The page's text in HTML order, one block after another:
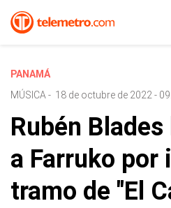
PANAMÁ
MÚSICA - 18 de octubre de 2022 -
Rubén
a Farruko por
tramo de "El